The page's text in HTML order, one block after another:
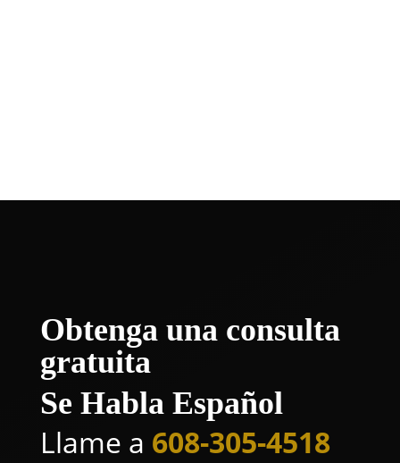
Obtenga una consulta
gratuita
Se Habla Español
Llame a 608-305-4518